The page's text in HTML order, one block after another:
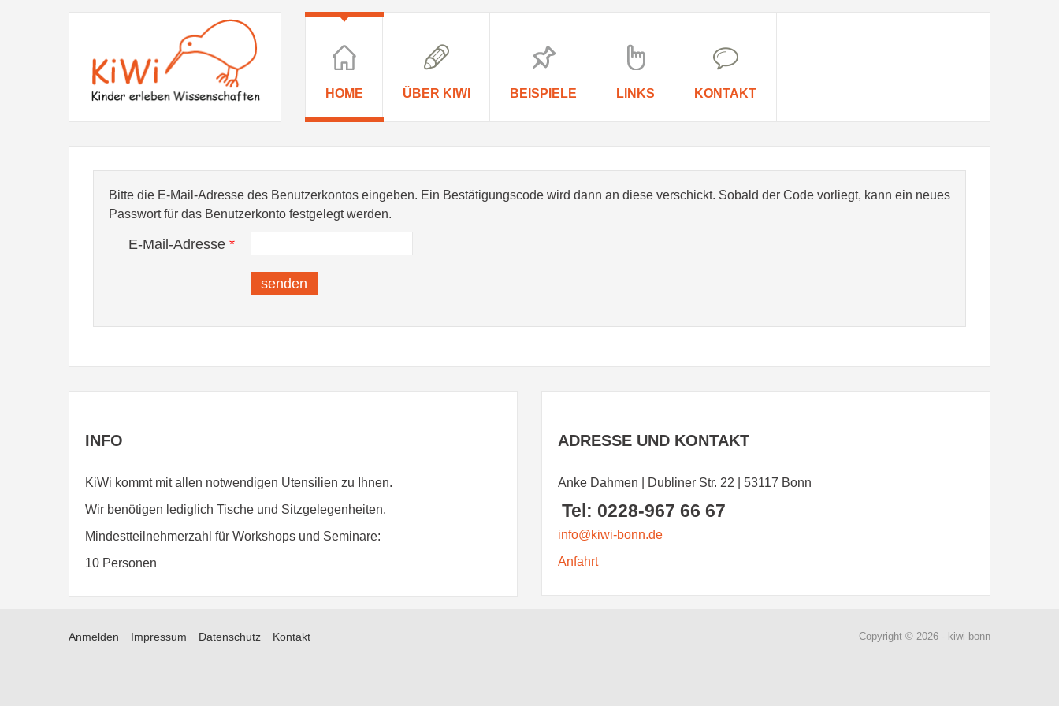
HOME ÜBER KIWI BEISPIELE LINKS KONTAKT
Bitte die E-Mail-Adresse des Benutzerkontos eingeben. Ein Bestätigungscode wird dann an diese verschickt. Sobald der Code vorliegt, kann ein neues
Passwort für das Benutzerkonto festgelegt werden.
E-Mail-Adresse *
senden
INFO
KiWi kommt mit allen notwendigen Utensilien zu Ihnen.
Wir benötigen lediglich Tische und Sitzgelegenheiten.
Mindestteilnehmerzahl für Workshops und Seminare:
10 Personen
ADRESSE UND KONTAKT
Anke Dahmen | Dubliner Str. 22 | 53117 Bonn
Tel: 0228-967 66 67
info@kiwi-bonn.de
Anfahrt
Anmelden Impressum Datenschutz Kontakt Copyright © 2026 - kiwi-bonn